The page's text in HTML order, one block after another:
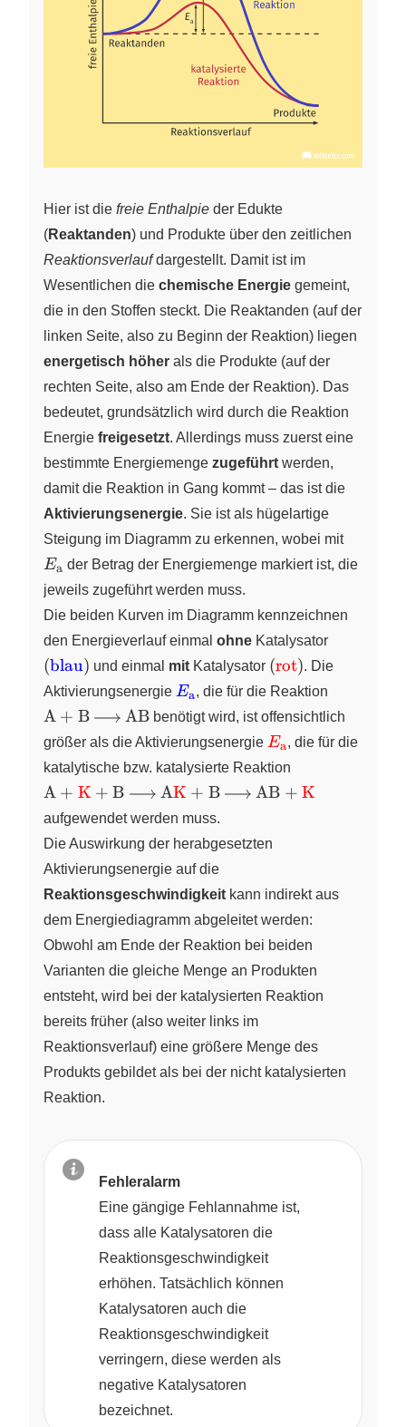
Hier ist die freie Enthalpie der Edukte
(Reaktanden) und Produkte über den zeitlichen
Reaktionsverlaufdargestellt. Damit ist im
Wesentlichen die chemische Energie gemeint,
die in den Stoffen steckt. Die Reaktanden (auf der
linken Seite, also zu Beginn der Reaktion) liegen
energetisch höher als die Produkte (auf der
rechten Seite, also am Ende der Reaktion). Das
bedeutet, grundsätzlich wird durch die Reaktion
Energie freigesetzt. Allerdings muss zuerst eine
bestimmte Energiemenge zugeführt werden,
damit die Reaktion in Gang kommt – das ist die
Aktivierungsenergie. Sie ist als hügelartige
Steigung im Diagramm zu erkennen, wobei mit
Ea der Betrag der Energiemenge markiert ist, die
jeweils zugeführt werden muss.
Die beiden Kurven im Diagramm kennzeichnen
den Energieverlauf einmal ohne Katalysator
(blau) und einmal mit Katalysator \left(
\text{\color{red}
{rot}} \right)
(rot). Die
Aktivierungsenergie \color{blue}
{E_\text{a}}
Ea, die für die Reaktion
+ B -
AB}
A + B AB benötigt wird, ist offensichtlich
größer als die Aktivierungsenergie \color{red}
{E_\text{a}}
Ea, die für die
katalytische bzw. katalysierte Reaktion
\color{red}
\color{red}
{K}}
A + K + B AK + B AB + K
aufgewendet werden muss.
Die Auswirkung der herabgesetzten
Aktivierungsenergie auf die
Reaktionsgeschwindigkeit kann indirekt aus
dem Energiediagramm abgeleitet werden:
Obwohl am Ende der Reaktion bei beiden
Varianten die gleiche Menge an Produkten
entsteht, wird bei der katalysierten Reaktion
bereits früher (also weiter links im
Reaktionsverlauf) eine größere Menge des
Produkts gebildet als bei der nicht katalysierten
Reaktion.
Fehleralarm
Eine gängige Fehlannahme ist,
dass alle Katalysatoren die
Reaktionsgeschwindigkeit
erhöhen. Tatsächlich können
Katalysatoren auch die
Reaktionsgeschwindigkeit
verringern, diese werden als
negative Katalysatoren
bezeichnet.